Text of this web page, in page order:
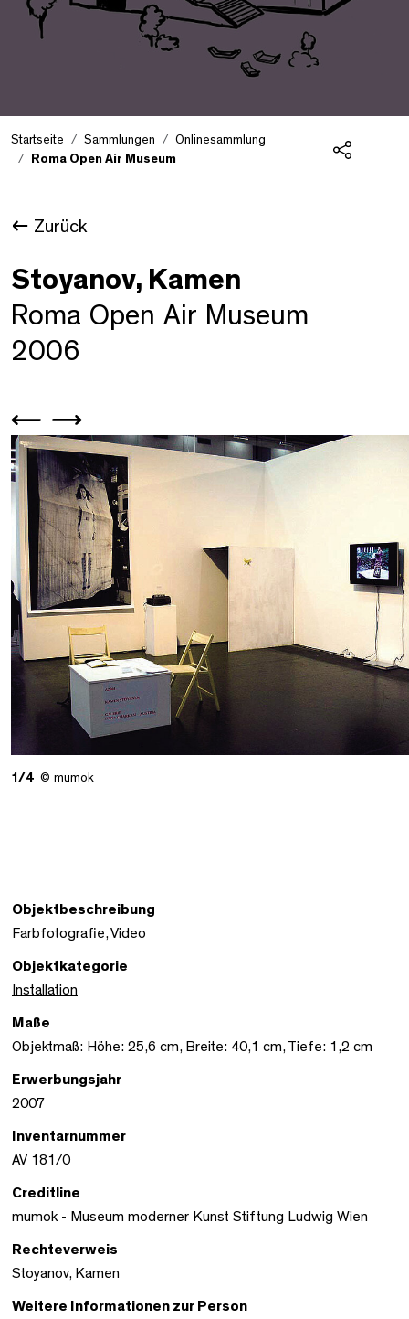
Startseite Sammlungen
Onlinesammlung
Roma Open Air Museum
Zurück
Stoyanov, Kamen
Roma Open Air Museum
2006
1/4 © mumok
Objektbeschreibung
Farbfotografie, Video
Objektkategorie
Installation
Maße
Objektmaß: Höhe: 25,6 cm, Breite: 40,1 cm, Tiefe: 1,2 cm
Erwerbungsjahr
2007
Inventarnummer
AV 181/0
Creditline
mumok - Museum moderner Kunst Stiftung Ludwig Wien
Rechteverweis
Stoyanov, Kamen
Weitere Informationen zur Person